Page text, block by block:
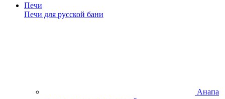
Печи
Печи для русской бани
Анапа